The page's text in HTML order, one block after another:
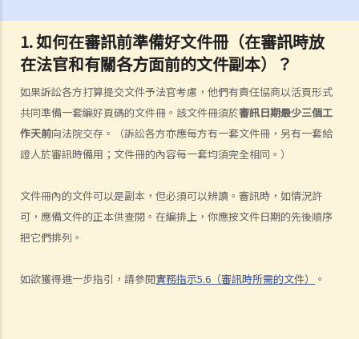
1. 如何在審訊前準備好文件冊（在審訊時放
在法官和有關各方面前的文件副本）？
如果訴訟各方打算提交文件予法官考慮，他們有責任協商以活頁形式
共同準備一套編好頁碼的文件冊。該文件冊須於審訊日期最少三個工
作天前向法院交存。（訴訟各方亦應每方有一套文件冊，另有一套給
證人於審訊時備用；文件冊的內容每一套均須完全相同。）
文件冊內的文件可以是副本，但必須可以辨讀。審訊時，如情況許
可，應備文件的正本供查閱。在編排上，你應按文件日期的先後順序
把它們排列。
如欲獲得進一步指引，請參閱實務指示5.6（審訊時所需的文件） 。
律協助）？
4. 倘若我被判勝訴，我是否一定可以取得我想要的補償？
1. 為甚麼即使我贏了官司，並且法院已經命令對方支付我的律師費用，
我的律師費用也不能全額報銷？
2. 法院是否必須命令敗訴一方全額支付勝訴一方的律師費用？ 有甚麼原
6. 我有時間應付訴訟嗎？
7. 展開民事訴訟是否有期限？
8. 如果我要展開民事訴訟，將要面對甚麼風險？我能否承受這些風險？
否可以只是為了給被告人帶來麻煩而展開民事訴訟？